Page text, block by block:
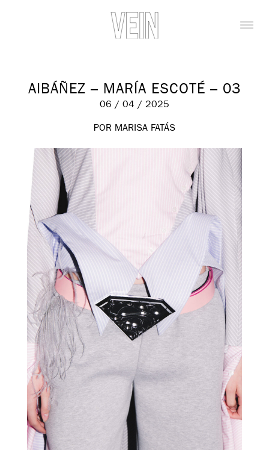
AIBÁÑEZ – MARÍA ESCOTÉ – 03
06 / 04 / 2025
POR MARISA FATÁS